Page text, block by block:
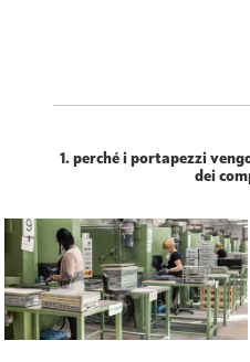
1. perché i portapezzi
dei